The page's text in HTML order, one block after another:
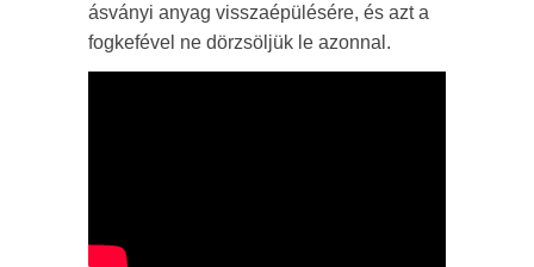
ásványi anyag visszaépülésére, és azt a
fogkefével ne dörzsöljük le azonnal.